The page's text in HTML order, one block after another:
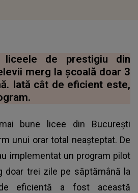
de prestigiu din
merg la școală doar 3
Iată cât de eficient este,
bune licee din București
unui orar total neașteptat. De
implementat un program pilot
doar trei zile pe săptămână la
eficientă a fost această